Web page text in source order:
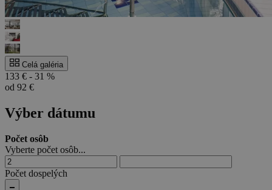
Celá galéria
133 € - 31 %
od 92 €
Výber dátumu
Počet osôb
Vyberte počet osôb...
Počet dospelých